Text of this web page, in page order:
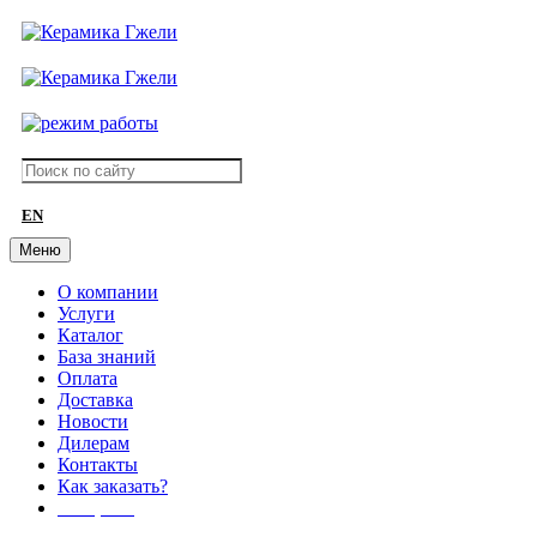
EN
Меню
О компании
Услуги
Каталог
База знаний
Оплата
Доставка
Новости
Дилерам
Контакты
Как заказать?